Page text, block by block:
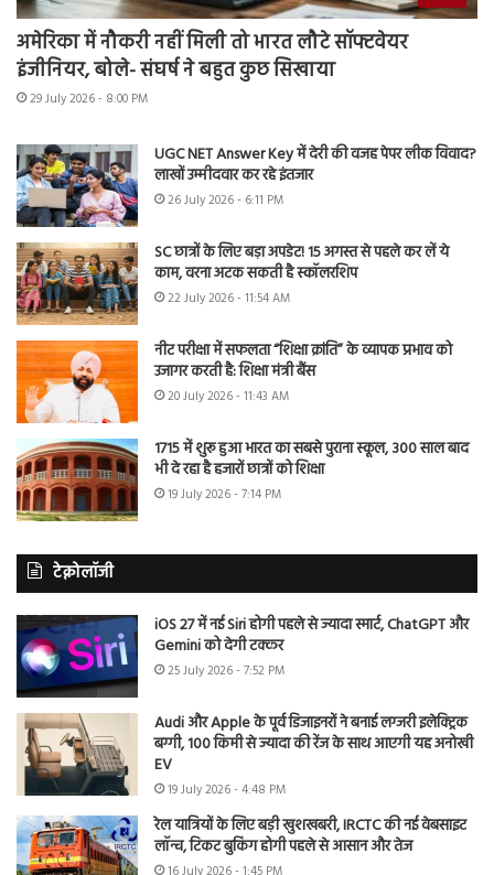
अमेरिका में नौकरी नहीं मिली तो भारत लौटे सॉफ्टवेयर
इंजीनियर, बोले- संघर्ष ने बहुत कुछ सिखाया
29 July 2026 - 8:00 PM
UGC NET Answer Key में देरी की वजह पेपर लीक विवाद?
लाखों उम्मीदवार कर रहे इंतजार
26 July 2026 - 6:11 PM
SC छात्रों के लिए बड़ा अपडेट! 15 अगस्त से पहले कर लें ये
काम, वरना अटक सकती है स्कॉलरशिप
22 July 2026 - 11:54 AM
नीट परीक्षा में सफलता “शिक्षा क्रांति” के व्यापक प्रभाव को
उजागर करती है: शिक्षा मंत्री बैंस
20 July 2026 - 11:43 AM
1715 में शुरू हुआ भारत का सबसे पुराना स्कूल, 300 साल बाद
भी दे रहा है हजारों छात्रों को शिक्षा
19 July 2026 - 7:14 PM
टेक्नोलॉजी
iOS 27 में नई Siri होगी पहले से ज्यादा स्मार्ट, ChatGPT और
Gemini को देगी टक्कर
25 July 2026 - 7:52 PM
Audi और Apple के पूर्व डिजाइनरों ने बनाई लग्जरी इलेक्ट्रिक
बग्गी, 100 किमी से ज्यादा की रेंज के साथ आएगी यह अनोखी
EV
19 July 2026 - 4:48 PM
रेल यात्रियों के लिए बड़ी खुशखबरी, IRCTC की नई वेबसाइट
लॉन्च, टिकट बुकिंग होगी पहले से आसान और तेज